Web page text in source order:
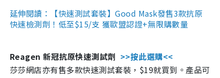
延伸閱讀：【快速測試套裝】Good Mask發售3款抗原
快速檢測劑！低至$15/支 獲歐盟認證+無限購數量
Reagen 新冠抗原快速測試劑 >>按此選購<<
莎莎網店亦有售多款快速測試套裝，$19就買到。產品可